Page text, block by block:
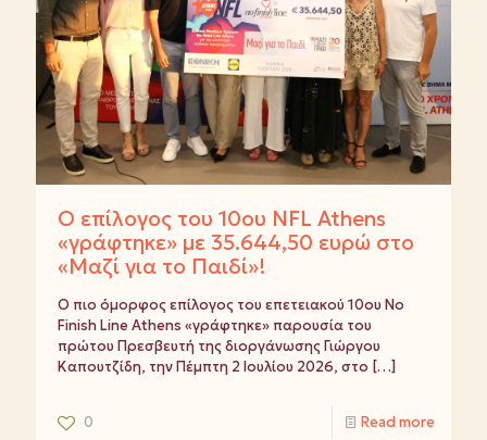
Ο επίλογος του 10ου NFL Athens
«γράφτηκε» με 35.644,50 ευρώ στο
«Μαζί για το Παιδί»!
Ο πιο όμορφος επίλογος του επετειακού 10ου No
Finish Line Athens «γράφτηκε» παρουσία του
πρώτου Πρεσβευτή της διοργάνωσης Γιώργου
Καπουτζίδη, την Πέμπτη 2 Ιουλίου 2026, στο […]
0 Read more